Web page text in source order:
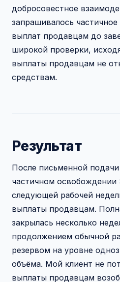
добросовестное
запрашивалось
выплат продавцам до
широкой проверки,
выплаты продавцам не
средствам.
Результат
После письменной
частичном освобождении
следующей рабочей
выплаты продавцам.
закрылась несколько
продолжением обычной
резервом на уровне
объёма. Мой клиент не
выплаты продавцам